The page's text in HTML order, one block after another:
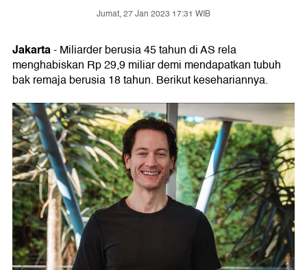
Jumat, 27 Jan 2023 17:31 WIB
Jakarta- Miliarder berusia 45 tahun di AS rela
menghabiskan Rp 29,9 miliar demi mendapatkan tubuh
bak remaja berusia 18 tahun. Berikut kesehariannya.